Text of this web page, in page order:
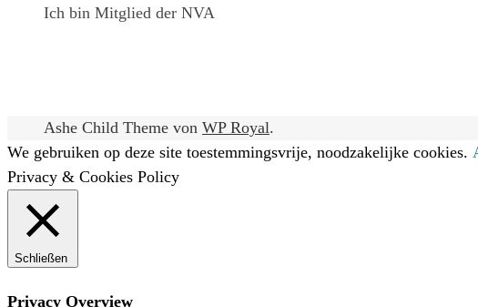
Ich bin Mitglied der NVA
Ashe Child Theme von WP Royal.
We gebruiken op deze site toestemmingsvrije, noodzakelijke cookies.
Privacy & Cookies Policy
Schließen
Privacy Overview